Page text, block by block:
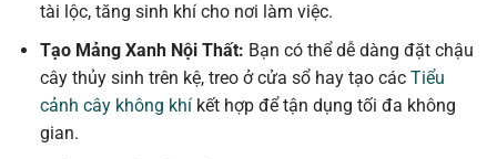
tài lộc, tăng sinh khí cho nơi làm việc.
Tạo Mảng Xanh Nội Thất: Bạn có thể dễ dàng đặt chậu
cây thủy sinh trên kệ, treo ở cửa sổ hay tạo các Tiểu
cảnh cây không khíkết hợp để tận dụng tối đa không
gian.